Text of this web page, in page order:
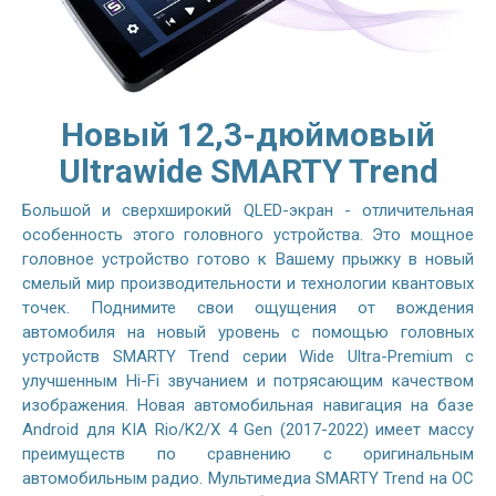
Новый 12,3-дюймовый
Ultrawide SMARTY Trend
Большой и сверхширокий QLED-экран - отличительная
особенность этого головного устройства. Это мощное
головное устройство готово к Вашему прыжку в новый
смелый мир производительности и технологии квантовых
точек. Поднимите свои ощущения от вождения
автомобиля на новый уровень с помощью головных
устройств SMARTY Trend серии Wide Ultra-Premium с
улучшенным Hi-Fi звучанием и потрясающим качеством
изображения. Новая автомобильная навигация на базе
Android для KIA Rio/K2/X 4 Gen (2017-2022) имеет массу
преимуществ по сравнению с оригинальным
автомобильным радио. Мультимедиа SMARTY Trend на ОС